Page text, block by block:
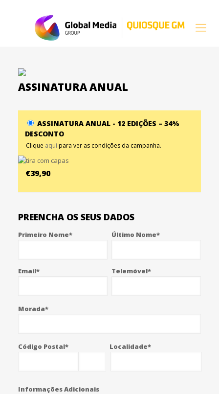
ASSINATURA ANUAL
ASSINATURA ANUAL - 12 EDIÇÕES – 34%
DESCONTO
Clique aqui para ver as condições da campanha.
€39,90
PREENCHA OS SEUS DADOS
Primeiro Nome* Último Nome*
Email* Telemóvel*
Morada*
Código Postal* Localidade*
Informações Adicionais